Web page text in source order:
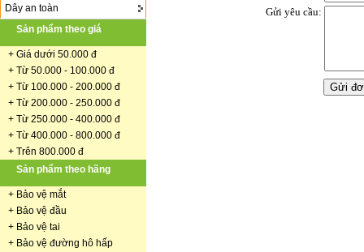
Dây an toàn
Sản phẩm theo giá
+ Giá dưới 50.000 đ
+ Từ 50.000 - 100.000 đ
+ Từ 100.000 - 200.000 đ
+ Từ 200.000 - 250.000 đ
+ Từ 250.000 - 400.000 đ
+ Từ 400.000 - 800.000 đ
+ Trên 800.000 đ
Sản phẩm theo hãng
+ Bảo vệ mắt
+ Bảo vệ đầu
+ Bảo vệ tai
+ Bảo vệ đường hô hấp
Gửi yêu cầu: